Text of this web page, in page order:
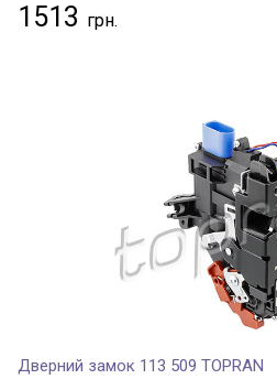
1513
Дверний замок 113 509 TOPRAN